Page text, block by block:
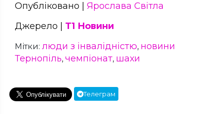
Опубліковано | Ярослава Світла
Джерело | Т1 Новини
Мітки: люди з інвалідністю, новини
Тернопіль, чемпіонат, шахи
Телеграм